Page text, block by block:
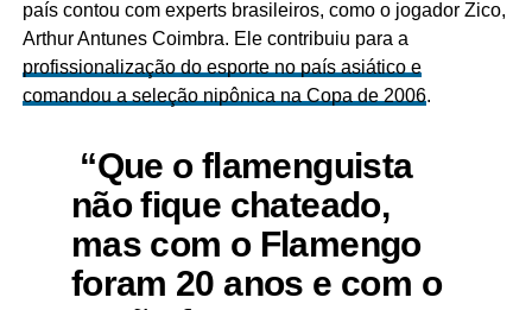
país contou com experts brasileiros, como o jogador Zico,
Arthur Antunes Coimbra. Ele contribuiu para a
profissionalização do esporte no país asiático e
comandou a seleção nipônica na Copa de 2006.
“Que o flamenguista
não fique chateado,
mas com o Flamengo
foram 20 anos e com o